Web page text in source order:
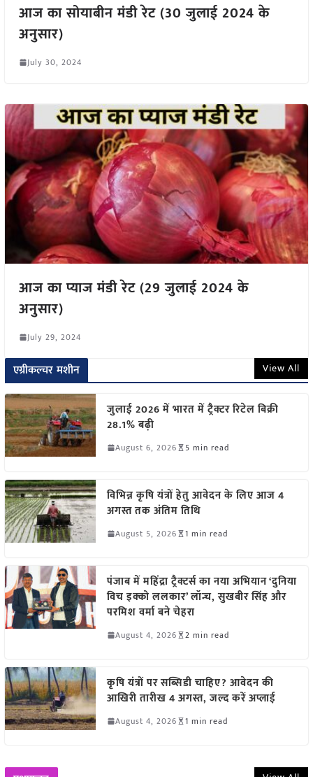
आज का सोयाबीन मंडी रेट (30 जुलाई 2024 के
अनुसार)
July 30, 2024
आज का प्याज मंडी रेट (29 जुलाई 2024 के
अनुसार)
July 29, 2024
एग्रीकल्चर मशीन View All
जुलाई 2026 में भारत में ट्रैक्टर रिटेल बिक्री
28.1% बढ़ी
August 6, 2026 5 min read
विभिन्न कृषि यंत्रों हेतु आवेदन के लिए आज 4
अगस्त तक अंतिम तिथि
August 5, 2026 1 min read
पंजाब में महिंद्रा ट्रैक्टर्स का नया अभियान ‘दुनिया
विच इक्को ललकार’ लॉन्च, सुखबीर सिंह और
परमिश वर्मा बने चेहरा
August 4, 2026 2 min read
कृषि यंत्रों पर सब्सिडी चाहिए? आवेदन की
आखिरी तारीख 4 अगस्त, जल्द करें अप्लाई
August 4, 2026 1 min read